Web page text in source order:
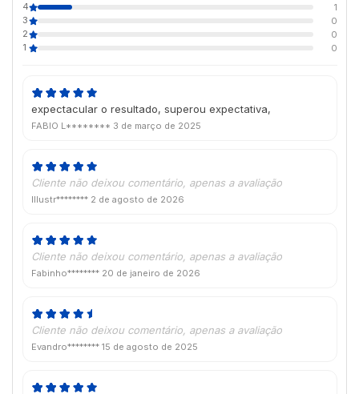
4
1
3
0
2
0
1
0
expectacular o resultado, superou expectativa,
FABIO L******** 3 de março de 2025
Cliente não deixou comentário, apenas a avaliação
Illustr******** 2 de agosto de 2026
Cliente não deixou comentário, apenas a avaliação
Fabinho******** 20 de janeiro de 2026
Cliente não deixou comentário, apenas a avaliação
Evandro******** 15 de agosto de 2025